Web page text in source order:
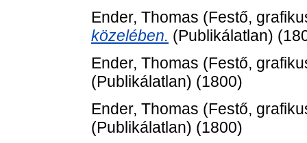
Ender, Thomas (Festő,
közelében. (Publikálatlan)
Ender, Thomas (Festő,
(Publikálatlan) (1800)
Ender, Thomas (Festő,
(Publikálatlan) (1800)